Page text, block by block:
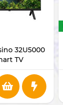
32U5000
TV